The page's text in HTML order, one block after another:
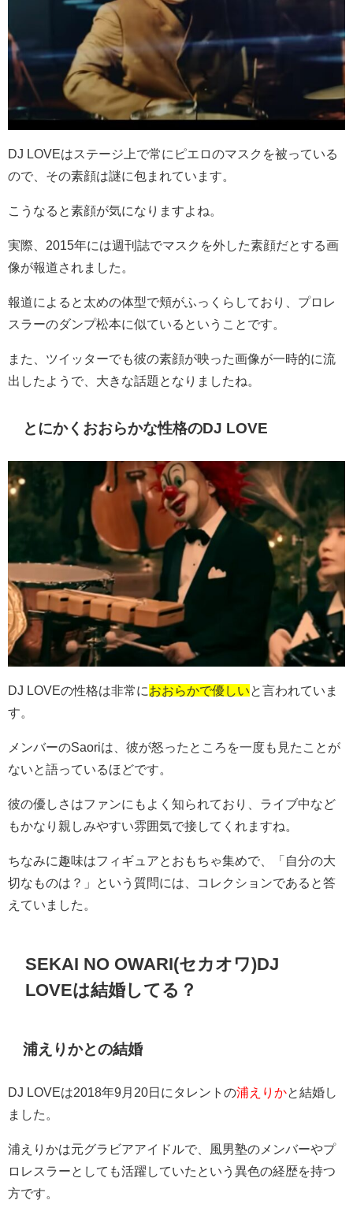
DJ LOVEはステージ上で常にピエロのマスクを被っている
ので、その素顔は謎に包まれています。
こうなると素顔が気になりますよね。
実際、2015年には週刊誌でマスクを外した素顔だとする画
像が報道されました。
報道によると太めの体型で頬がふっくらしており、プロレ
スラーのダンプ松本に似ているということです。
また、ツイッターでも彼の素顔が映った画像が一時的に流
出したようで、大きな話題となりました​​​​ね。
とにかくおおらかな性格のDJ LOVE
DJ LOVEの性格は非常におおらかで優しいと言われていま
す。
メンバーのSaoriは、彼が怒ったところを一度も見たことが
ないと語っているほどです。
彼の優しさはファンにもよく知られており、ライブ中など
もかなり親しみやすい雰囲気で接してくれますね。
ちなみに趣味はフィギュアとおもちゃ集めで、「自分の大
切なものは？」という質問には、コレクションであると答
えていました。
SEKAI NO OWARI(セカオワ)DJ
LOVEは結婚してる？
浦えりかとの結婚
DJ LOVEは2018年9月20日にタレントの浦えりかと結婚し
ました。
浦えりかは元グラビアアイドルで、風男塾のメンバーやプ
ロレスラーとしても活躍していたという異色の経歴を持つ
方です。